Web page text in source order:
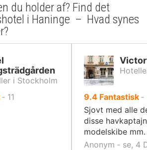
du holder af? Find det
i Haninge – Hvad synes
i Stockholm
‐ 11
9.4ud
af
10,
Fantastisk ‐
Sjovt med alle
disse
modelskibe mm.
Anonym ‐ se, 4